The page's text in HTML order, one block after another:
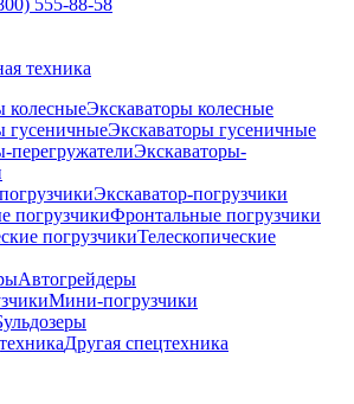
555-88-58
техника
Экскаваторы колесные
Экскаваторы гусеничные
Экскаваторы-
Экскаватор-погрузчики
Фронтальные погрузчики
Телескопические
Автогрейдеры
Мини-погрузчики
Другая спецтехника